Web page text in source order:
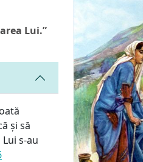
Lui.”
și să
s-au